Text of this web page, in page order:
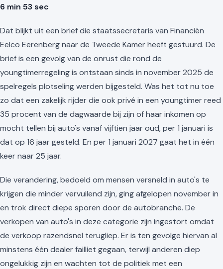
6 min 53 sec
Dat blijkt uit een brief die staatssecretaris van Financiën
Eelco Eerenberg naar de Tweede Kamer heeft gestuurd. De
brief is een gevolg van de onrust die rond de
youngtimerregeling is ontstaan sinds in november 2025 de
spelregels plotseling werden bijgesteld. Was het tot nu toe
zo dat een zakelijk rijder die ook privé in een youngtimer reed
35 procent van de dagwaarde bij zijn of haar inkomen op
mocht tellen bij auto's vanaf vijftien jaar oud, per 1 januari is
dat op 16 jaar gesteld. En per 1 januari 2027 gaat het in één
keer naar 25 jaar.
Die verandering, bedoeld om mensen versneld in auto's te
krijgen die minder vervuilend zijn, ging afgelopen november in
en trok direct diepe sporen door de autobranche. De
verkopen van auto's in deze categorie zijn ingestort omdat
de verkoop razendsnel terugliep. Er is ten gevolge hiervan al
minstens één dealer failliet gegaan, terwijl anderen diep
ongelukkig zijn en wachten tot de politiek met een